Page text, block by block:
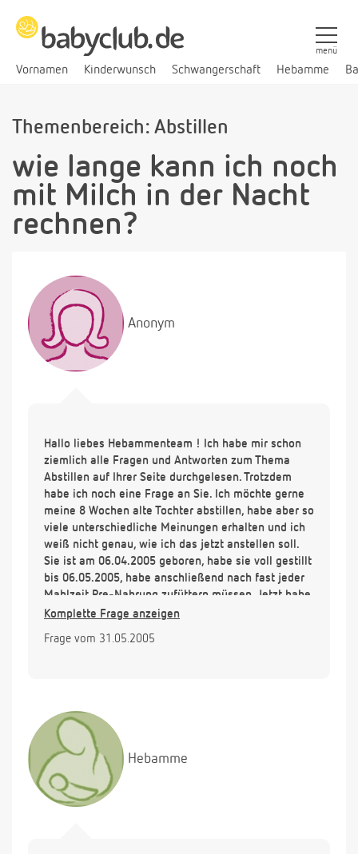
Vornamen Kinderwunsch Schwangerschaft Hebamme
menü
Themenbereich: Abstillen
wie lange kann ich noch
mit Milch in der Nacht
rechnen?
Anonym
Hallo liebes Hebammenteam ! Ich habe mir schon
ziemlich alle Fragen und Antworten zum Thema
Abstillen auf Ihrer Seite durchgelesen. Trotzdem
habe ich noch eine Frage an Sie. Ich möchte gerne
meine 8 Wochen alte Tochter abstillen, habe aber so
viele unterschiedliche Meinungen erhalten und ich
weiß nicht genau, wie ich das jetzt anstellen soll.
Sie ist am 06.04.2005 geboren, habe sie voll gestillt
bis 06.05.2005, habe anschließend nach fast jeder
Mahlzeit Pre-Nahrung zufüttern müssen. Jetzt habe
ich keine Lust mehr zu stillen (Meine Tochter will
abstillen. Die Nachtmahlzeit möchte ich noch so
an Verstopfung. Habe deshalb von Alete Pre auf
Töpfer Pre probiotisch umgestellt. Wie kann ich ihr
sonst noch helfen, ich gebe ihr Sab-Tropfen und
warme Kirschkernkissen, jetzt habe ich von einem
winzigem Stückchen Butter in der Flasche gehört
(soll nach 3 Tagen abführend wirken) traue mich
Komplette Frage anzeigen
Frage vom 31.05.2005
Hebamme